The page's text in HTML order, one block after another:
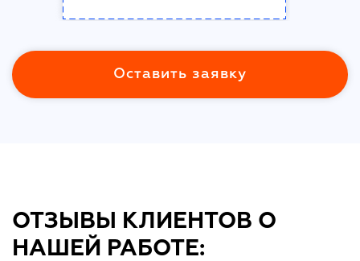
Оставить заявку
ОТЗЫВЫ КЛИЕНТОВ О
НАШЕЙ РАБОТЕ: